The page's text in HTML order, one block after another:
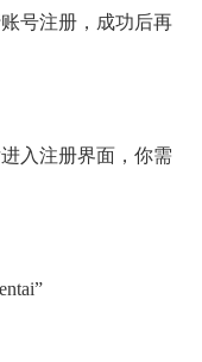
号注册，成功后再
入注册界面，你需